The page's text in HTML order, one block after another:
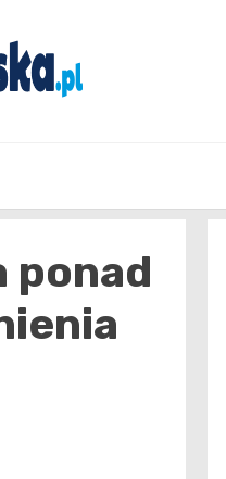
ponad